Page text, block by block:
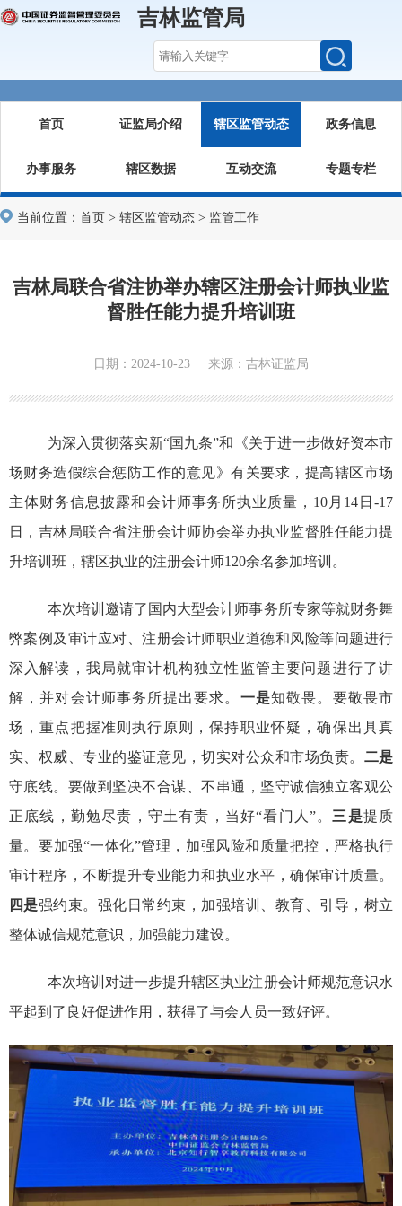
吉林监管局
首页 证监局介绍 辖区监管动态 政务信息
办事服务 辖区数据 互动交流 专题专栏
当前位置： 首页 > 辖区监管动态 > 监管工作
吉林局联合省注协举办辖区注册会计师执业监
督胜任能力提升培训班
日期：2024-10-23 来源：吉林证监局
为深入贯彻落实新“国九条”和《关于进一步做好资本市
场财务造假综合惩防工作的意见》有关要求， 提高辖区市场
主体财务信息披露和会计师事务所执业质量 ， 10月14日-17
日， 吉林局联合省注册会计师协会举办执业监督胜任能力提
升培训班，辖区执业的注册会计师120余名参加培训。
本次培训邀请了 国内大型会计师事务所专家等就财务舞
弊案例及 审计应对、注册会计师职业道德和风险等问题进行
深入解读， 我局就审计机构独立性监管主要问题进行了讲
解，并对会计师事务所提出要求。 一是知敬畏。 要敬畏市
场，重点把握准则执行原则，保持职业怀疑，确保出具真
实、权威、专业的鉴证意见，切实对公众和市场负责。 二是
守底线。 要做到坚决不合谋、不串通，坚守诚信独立客观公
正底线， 勤勉尽责，守土有责，当好“看门人”。三是提质
量。要加强“一体化”管理，加强风险和质量把控， 严格执行
审计程序，不断提升专业能力和执业水平，确保审计质量。
四是强约束。强化日常约束，加强培训、教育、引导，树立
整体诚信规范意识，加强能力建设。
本次培训对进一步提升辖区执业注册会计师规范意识水
平起到了良好促进作用，获得了与会人员一致好评。